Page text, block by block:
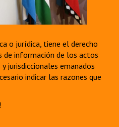
o jurídica, tiene el derecho
de información de los actos
jurisdiccionales emanados
indicar las razones que